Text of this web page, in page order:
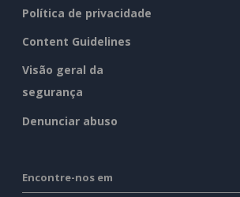
Política de privacidade
Content Guidelines
Visão geral da
segurança
Denunciar abuso
Encontre-nos em